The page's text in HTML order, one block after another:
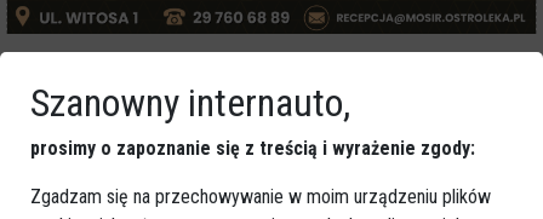
Ostrołęka
Szanowny internauto,
prosimy o zapoznanie się z treścią i wyrażenie zgody:
Zgadzam się na przechowywanie w moim urządzeniu plików